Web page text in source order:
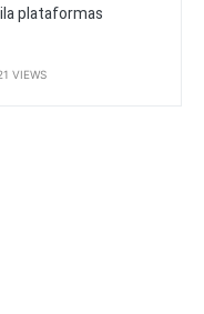
plataformas
VIEWS